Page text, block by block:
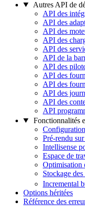
Autres API de
API des
API des
API des
API des
API des
API de la
API des
API des
API des
API des
API des
API
Fonctionnalités
Pré-rendu
Intellisense
Espace de
Optimisation
Stockage
Incremental
Options héritées
Référence des